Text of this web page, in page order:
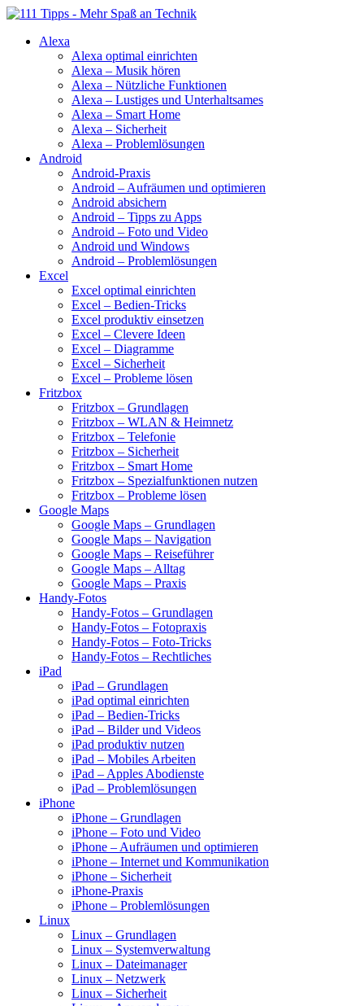
Alexa
Alexa optimal einrichten
Alexa – Musik hören
Alexa – Nützliche Funktionen
Alexa – Lustiges und Unterhaltsames
Alexa – Smart Home
Alexa – Sicherheit
Alexa – Problemlösungen
Android
Android-Praxis
Android – Aufräumen und optimieren
Android absichern
Android – Tipps zu Apps
Android – Foto und Video
Android und Windows
Android – Problemlösungen
Excel
Excel optimal einrichten
Excel – Bedien-Tricks
Excel produktiv einsetzen
Excel – Clevere Ideen
Excel – Diagramme
Excel – Sicherheit
Excel – Probleme lösen
Fritzbox
Fritzbox – Grundlagen
Fritzbox – WLAN & Heimnetz
Fritzbox – Telefonie
Fritzbox – Sicherheit
Fritzbox – Smart Home
Fritzbox – Spezialfunktionen nutzen
Fritzbox – Probleme lösen
Google Maps
Google Maps – Grundlagen
Google Maps – Navigation
Google Maps – Reiseführer
Google Maps – Alltag
Google Maps – Praxis
Handy-Fotos
Handy-Fotos – Grundlagen
Handy-Fotos – Fotopraxis
Handy-Fotos – Foto-Tricks
Handy-Fotos – Rechtliches
iPad
iPad – Grundlagen
iPad optimal einrichten
iPad – Bedien-Tricks
iPad – Bilder und Videos
iPad produktiv nutzen
iPad – Mobiles Arbeiten
iPad – Apples Abodienste
iPad – Problemlösungen
iPhone
iPhone – Grundlagen
iPhone – Foto und Video
iPhone – Aufräumen und optimieren
iPhone – Internet und Kommunikation
iPhone – Sicherheit
iPhone-Praxis
iPhone – Problemlösungen
Linux
Linux – Grundlagen
Linux – Systemverwaltung
Linux – Dateimanager
Linux – Netzwerk
Linux – Sicherheit